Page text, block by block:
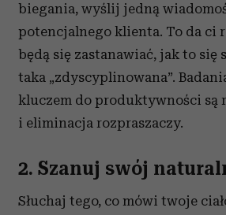
biegania, wyślij jedną
potencjalnego klienta. To da ci
będą się zastanawiać, jak to się
taka „zdyscyplinowana”.
kluczem do produktywności są
i eliminacja rozpraszaczy.
2. Szanuj swój
Słuchaj tego, co mówi twoje